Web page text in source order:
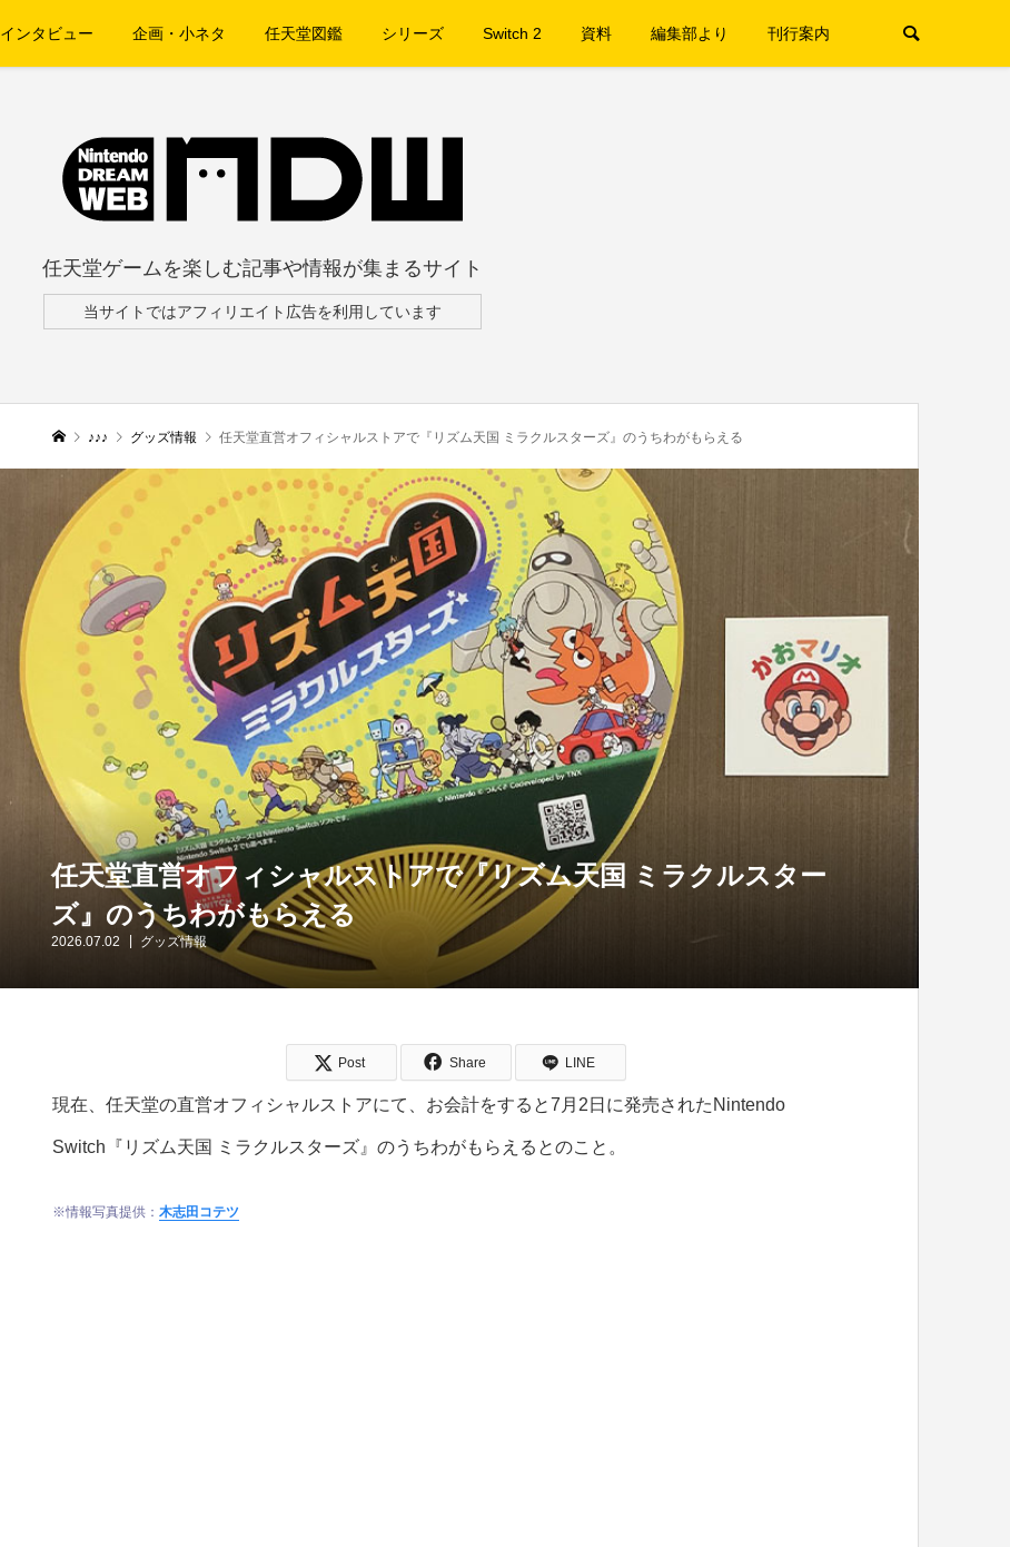
インタビュー 企画・小ネタ 任天堂図鑑 シリーズ Switch 2 資料 編集部より 刊行案内
任天堂ゲームを楽しむ記事や情報が集まるサイト
当サイトではアフィリエイト広告を利用しています
♪♪♪ グッズ情報 任天堂直営オフィシャルストアで『リズム天国 ミラクルスターズ』のうちわがもらえる
任天堂直営オフィシャルストアで『リズム天国 ミラクルスター
ズ』のうちわがもらえる
2026.07.02 グッズ情報
Post Share LINE
現在、任天堂の直営オフィシャルストアにて、お会計をすると7月2日に発売されたNintendo
Switch『リズム天国 ミラクルスターズ』のうちわがもらえるとのこと。
※情報写真提供： 木志田コテツ